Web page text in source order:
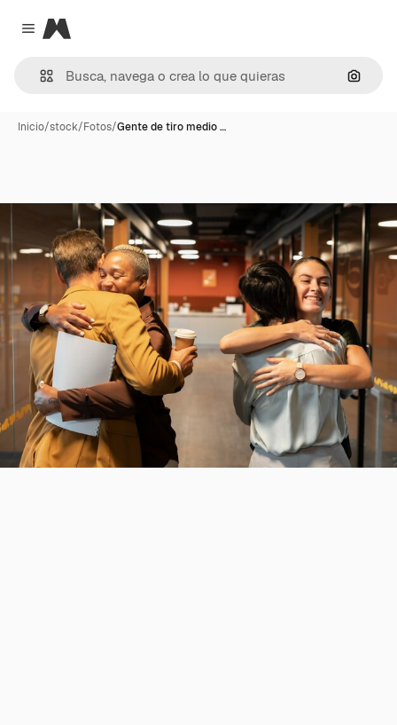
Close menu
Magnific
Inicio/stock/Fotos/Gente de tiro medio …